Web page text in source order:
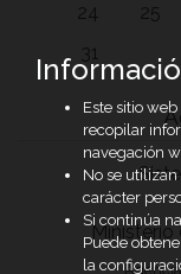
24
25
31
Este sitio
recopilar
navegación
No se
carácter
Si continúa
Puede
la